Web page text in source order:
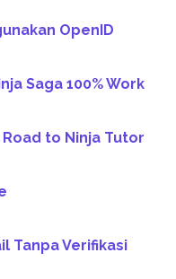
OpenID
Saga 100% Work
to Ninja Tutor
Tanpa Verifikasi